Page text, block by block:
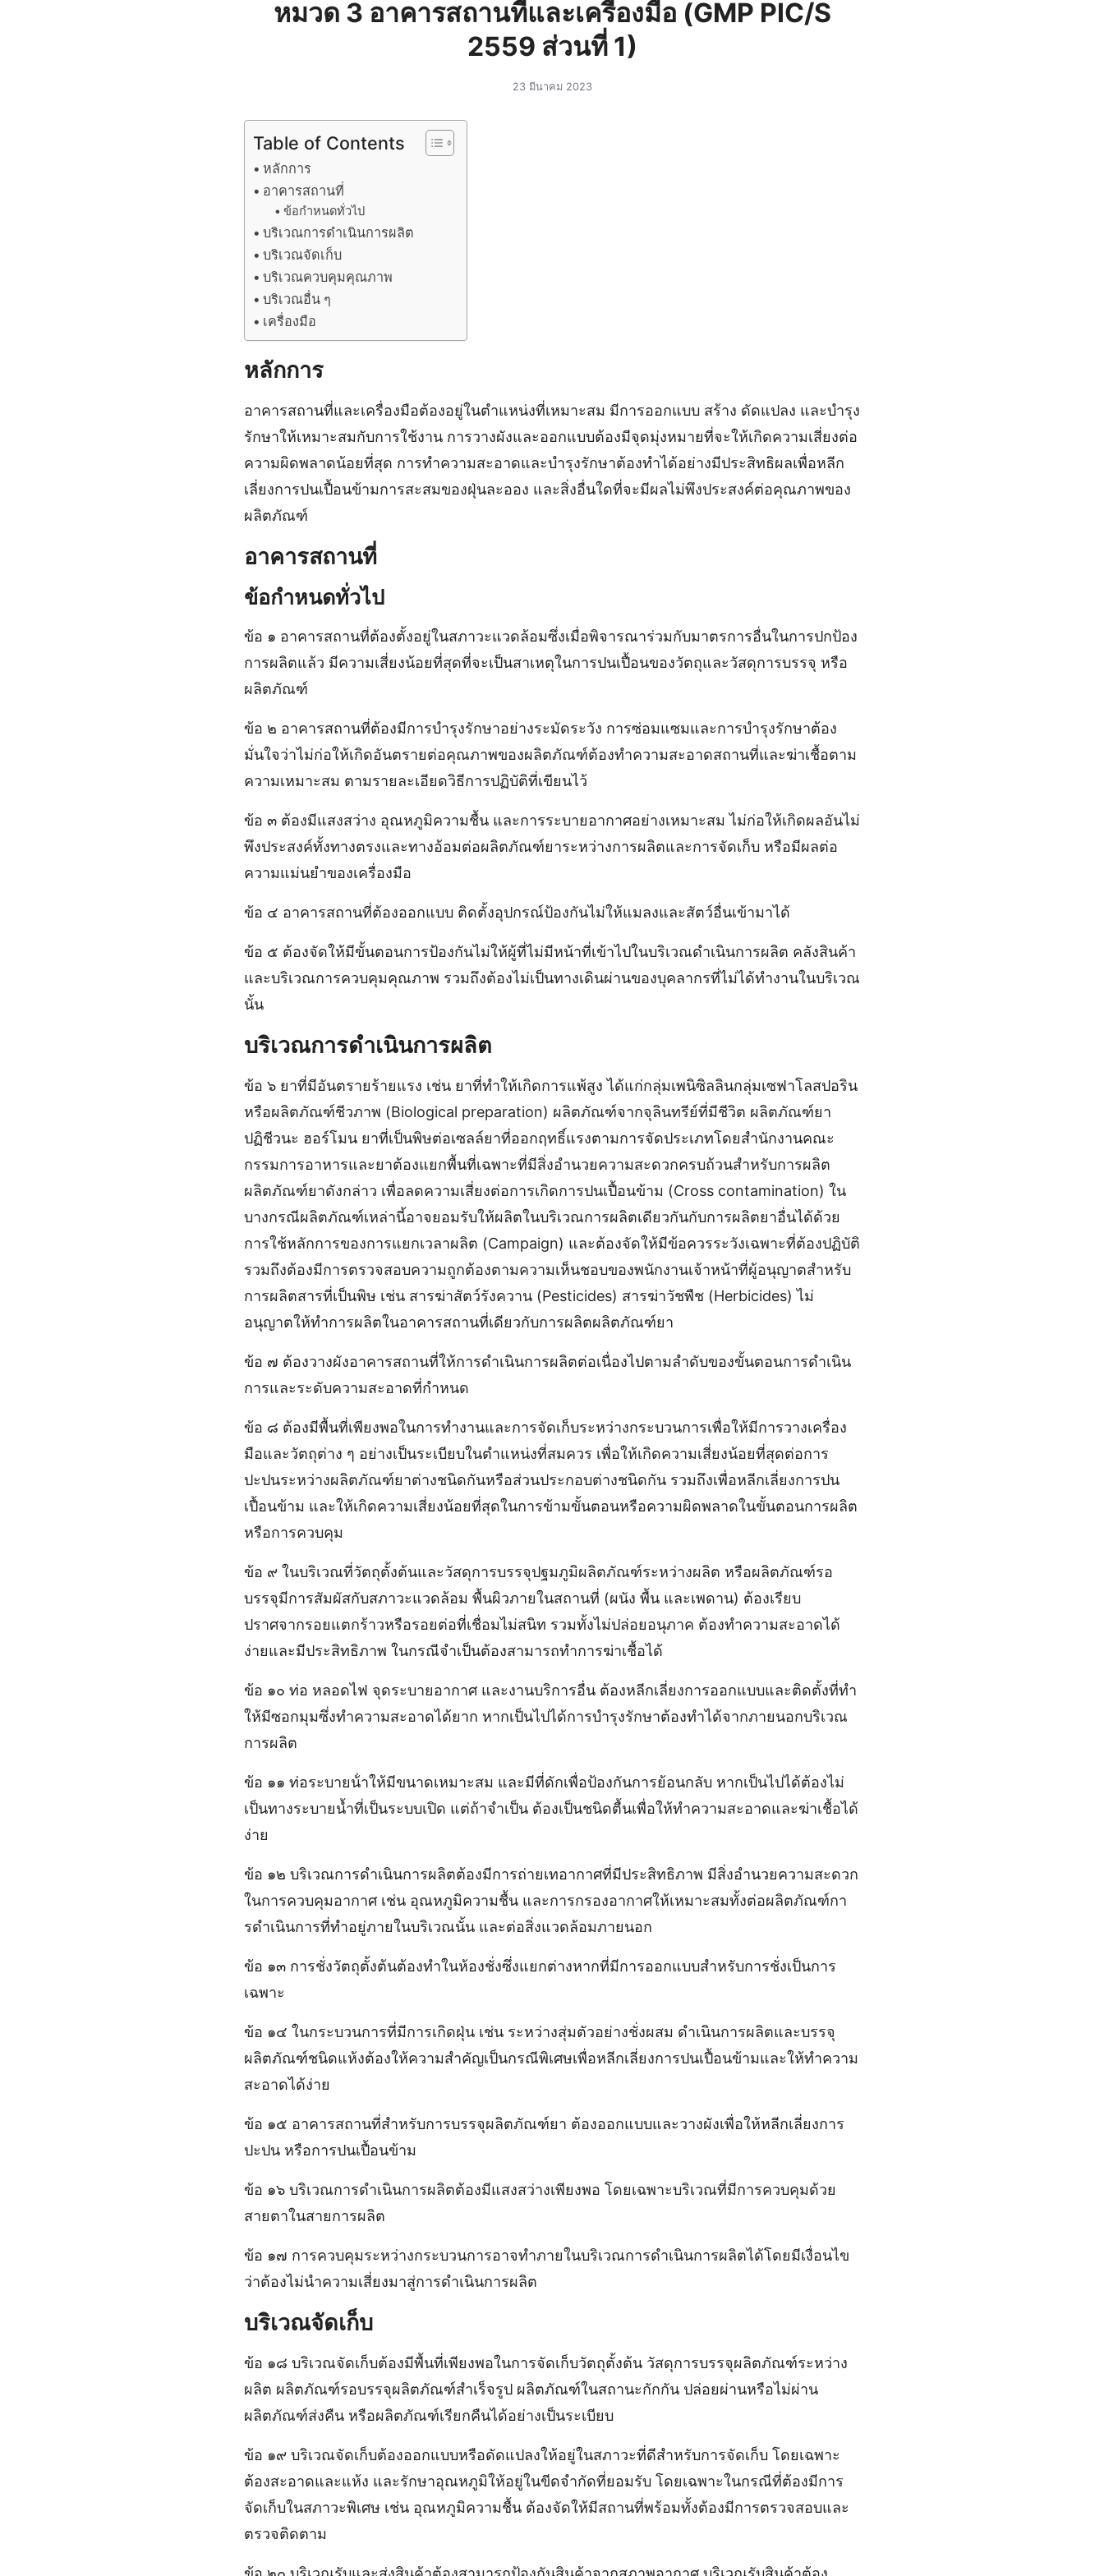
หมวด 3 อาคารสถานที่และเครื่องมือ (GMP PIC/S
2559 ส่วนที่ 1)
23 มีนาคม 2023
Table of Contents
หลักการ
อาคารสถานที่
ข้อกําหนดทั่วไป
บริเวณการดําเนินการผลิต
บริเวณจัดเก็บ
บริเวณควบคุมคุณภาพ
บริเวณอื่น ๆ
เครื่องมือ
หลักการ
อาคารสถานที่และเครื่องมือต้องอยู่ในตําแหน่งที่เหมาะสม มีการออกแบบ สร้าง ดัดแปลง และบำรุง
รักษาให้เหมาะสมกับการใช้งาน การวางผังและออกแบบต้องมีจุดมุ่งหมายที่จะให้เกิดความเสี่ยงต่อ
ความผิดพลาดน้อยที่สุด การทำความสะอาดและบํารุงรักษาต้องทําได้อย่างมีประสิทธิผลเพื่อหลีก
เลี่ยงการปนเปื้อนข้ามการสะสมของฝุ่นละออง และสิ่งอื่นใดที่จะมีผลไม่พึงประสงค์ต่อคุณภาพของ
ผลิตภัณฑ์
อาคารสถานที่
ข้อกําหนดทั่วไป
ข้อ ๑ อาคารสถานที่ต้องตั้งอยู่ในสภาวะแวดล้อมซึ่งเมื่อพิจารณาร่วมกับมาตรการอื่นในการปกป้อง
การผลิตแล้ว มีความเสี่ยงน้อยที่สุดที่จะเป็นสาเหตุในการปนเปื้อนของวัตถุและวัสดุการบรรจุ หรือ
ผลิตภัณฑ์
ข้อ ๒ อาคารสถานที่ต้องมีการบํารุงรักษาอย่างระมัดระวัง การซ่อมแซมและการบํารุงรักษาต้อง
มั่นใจว่าไม่ก่อให้เกิดอันตรายต่อคุณภาพของผลิตภัณฑ์ต้องทําความสะอาดสถานที่และฆ่าเชื้อตาม
ความเหมาะสม ตามรายละเอียดวิธีการปฏิบัติที่เขียนไว้
ข้อ ๓ ต้องมีแสงสว่าง อุณหภูมิความชื้น และการระบายอากาศอย่างเหมาะสม ไม่ก่อให้เกิดผลอันไม่
พึงประสงค์ทั้งทางตรงและทางอ้อมต่อผลิตภัณฑ์ยาระหว่างการผลิตและการจัดเก็บ หรือมีผลต่อ
ความแม่นยําของเครื่องมือ
ข้อ ๔ อาคารสถานที่ต้องออกแบบ ติดตั้งอุปกรณ์ป้องกันไม่ให้แมลงและสัตว์อื่นเข้ามาได้
ข้อ ๕ ต้องจัดให้มีขั้นตอนการป้องกันไม่ให้ผู้ที่ไม่มีหน้าที่เข้าไปในบริเวณดําเนินการผลิต คลังสินค้า
และบริเวณการควบคุมคุณภาพ รวมถึงต้องไม่เป็นทางเดินผ่านของบุคลากรที่ไม่ได้ทํางานในบริเวณ
นั้น
บริเวณการดําเนินการผลิต
ข้อ ๖ ยาที่มีอันตรายร้ายแรง เช่น ยาที่ทําให้เกิดการแพ้สูง ได้แก่กลุ่มเพนิซิลลินกลุ่มเซฟาโลสปอริน
หรือผลิตภัณฑ์ชีวภาพ (Biological preparation) ผลิตภัณฑ์จากจุลินทรีย์ที่มีชีวิต ผลิตภัณฑ์ยา
ปฏิชีวนะ ฮอร์โมน ยาที่เป็นพิษต่อเซลล์ยาที่ออกฤทธิ์แรงตามการจัดประเภทโดยสํานักงานคณะ
กรรมการอาหารและยาต้องแยกพื้นที่เฉพาะที่มีสิ่งอํานวยความสะดวกครบถ้วนสําหรับการผลิต
ผลิตภัณฑ์ยาดังกล่าว เพื่อลดความเสี่ยงต่อการเกิดการปนเปื้อนข้าม (Cross contamination) ใน
บางกรณีผลิตภัณฑ์เหล่านี้อาจยอมรับให้ผลิตในบริเวณการผลิตเดียวกันกับการผลิตยาอื่นได้ด้วย
การใช้หลักการของการแยกเวลาผลิต (Campaign) และต้องจัดให้มีข้อควรระวังเฉพาะที่ต้องปฏิบัติ
รวมถึงต้องมีการตรวจสอบความถูกต้องตามความเห็นชอบของพนักงานเจ้าหน้าที่ผู้อนุญาตสําหรับ
การผลิตสารที่เป็นพิษ เช่น สารฆ่าสัตว์รังควาน (Pesticides) สารฆ่าวัชพืช (Herbicides) ไม่
อนุญาตให้ทําการผลิตในอาคารสถานที่เดียวกับการผลิตผลิตภัณฑ์ยา
ข้อ ๗ ต้องวางผังอาคารสถานที่ให้การดําเนินการผลิตต่อเนื่องไปตามลําดับของขั้นตอนการดําเนิน
การและระดับความสะอาดที่กําหนด
ข้อ ๘ ต้องมีพื้นที่เพียงพอในการทํางานและการจัดเก็บระหว่างกระบวนการเพื่อให้มีการวางเครื่อง
มือและวัตถุต่าง ๆ อย่างเป็นระเบียบในตําแหน่งที่สมควร เพื่อให้เกิดความเสี่ยงน้อยที่สุดต่อการ
ปะปนระหว่างผลิตภัณฑ์ยาต่างชนิดกันหรือส่วนประกอบต่างชนิดกัน รวมถึงเพื่อหลีกเลี่ยงการปน
เปื้อนข้าม และให้เกิดความเสี่ยงน้อยที่สุดในการข้ามขั้นตอนหรือความผิดพลาดในขั้นตอนการผลิต
หรือการควบคุม
ข้อ ๙ ในบริเวณที่วัตถุตั้งต้นและวัสดุการบรรจุปฐมภูมิผลิตภัณฑ์ระหว่างผลิต หรือผลิตภัณฑ์รอ
บรรจุมีการสัมผัสกับสภาวะแวดล้อม พื้นผิวภายในสถานที่ (ผนัง พื้น และเพดาน) ต้องเรียบ
ปราศจากรอยแตกร้าวหรือรอยต่อที่เชื่อมไม่สนิท รวมทั้งไม่ปล่อยอนุภาค ต้องทําความสะอาดได้
ง่ายและมีประสิทธิภาพ ในกรณีจําเป็นต้องสามารถทําการฆ่าเชื้อได้
ข้อ ๑๐ ท่อ หลอดไฟ จุดระบายอากาศ และงานบริการอื่น ต้องหลีกเลี่ยงการออกแบบและติดตั้งที่ทํา
ให้มีซอกมุมซึ่งทําความสะอาดได้ยาก หากเป็นไปได้การบํารุงรักษาต้องทําได้จากภายนอกบริเวณ
การผลิต
ข้อ ๑๑ ท่อระบายน้ําให้มีขนาดเหมาะสม และมีที่ดักเพื่อป้องกันการย้อนกลับ หากเป็นไปได้ต้องไม่
เป็นทางระบายน้ำที่เป็นระบบเปิด แต่ถ้าจําเป็น ต้องเป็นชนิดตื้นเพื่อให้ทําความสะอาดและฆ่าเชื้อได้
ง่าย
ข้อ ๑๒ บริเวณการดําเนินการผลิตต้องมีการถ่ายเทอากาศที่มีประสิทธิภาพ มีสิ่งอํานวยความสะดวก
ในการควบคุมอากาศ เช่น อุณหภูมิความชื้น และการกรองอากาศให้เหมาะสมทั้งต่อผลิตภัณฑ์กา
รดําเนินการที่ทําอยู่ภายในบริเวณนั้น และต่อสิ่งแวดล้อมภายนอก
ข้อ ๑๓ การชั่งวัตถุตั้งต้นต้องทําในห้องชั่งซึ่งแยกต่างหากที่มีการออกแบบสําหรับการชั่งเป็นการ
เฉพาะ
ข้อ ๑๔ ในกระบวนการที่มีการเกิดฝุ่น เช่น ระหว่างสุ่มตัวอย่างชั่งผสม ดําเนินการผลิตและบรรจุ
ผลิตภัณฑ์ชนิดแห้งต้องให้ความสําคัญเป็นกรณีพิเศษเพื่อหลีกเลี่ยงการปนเปื้อนข้ามและให้ทําความ
สะอาดได้ง่าย
ข้อ ๑๕ อาคารสถานที่สําหรับการบรรจุผลิตภัณฑ์ยา ต้องออกแบบและวางผังเพื่อให้หลีกเลี่ยงการ
ปะปน หรือการปนเปื้อนข้าม
ข้อ ๑๖ บริเวณการดําเนินการผลิตต้องมีแสงสว่างเพียงพอ โดยเฉพาะบริเวณที่มีการควบคุมด้วย
สายตาในสายการผลิต
ข้อ ๑๗ การควบคุมระหว่างกระบวนการอาจทําภายในบริเวณการดําเนินการผลิตได้โดยมีเงื่อนไข
ว่าต้องไม่นําความเสี่ยงมาสู่การดําเนินการผลิต
บริเวณจัดเก็บ
ข้อ ๑๘ บริเวณจัดเก็บต้องมีพื้นที่เพียงพอในการจัดเก็บวัตถุตั้งต้น วัสดุการบรรจุผลิตภัณฑ์ระหว่าง
ผลิต ผลิตภัณฑ์รอบรรจุผลิตภัณฑ์สําเร็จรูป ผลิตภัณฑ์ในสถานะกักกัน ปล่อยผ่านหรือไม่ผ่าน
ผลิตภัณฑ์ส่งคืน หรือผลิตภัณฑ์เรียกคืนได้อย่างเป็นระเบียบ
ข้อ ๑๙ บริเวณจัดเก็บต้องออกแบบหรือดัดแปลงให้อยู่ในสภาวะที่ดีสําหรับการจัดเก็บ โดยเฉพาะ
ต้องสะอาดและแห้ง และรักษาอุณหภูมิให้อยู่ในขีดจํากัดที่ยอมรับ โดยเฉพาะในกรณีที่ต้องมีการ
จัดเก็บในสภาวะพิเศษ เช่น อุณหภูมิความชื้น ต้องจัดให้มีสถานที่พร้อมทั้งต้องมีการตรวจสอบและ
ตรวจติดตาม